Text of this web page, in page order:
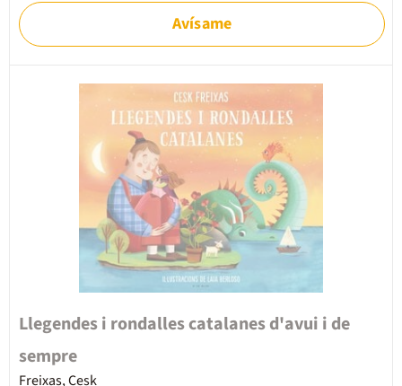
Avísame
Llegendes i rondalles catalanes d'avui i de
sempre
Freixas, Cesk